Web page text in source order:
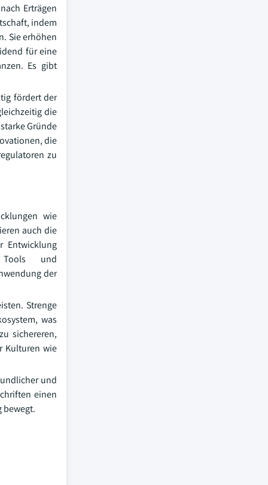
Erträgen
indem
Sie erhöhen
für eine
Es gibt
fördert der
die
Gründe
die
zu
wie
auch die
Entwicklung
und
der
Strenge
was
sichereren,
Kulturen wie
und
einen
bewegt.